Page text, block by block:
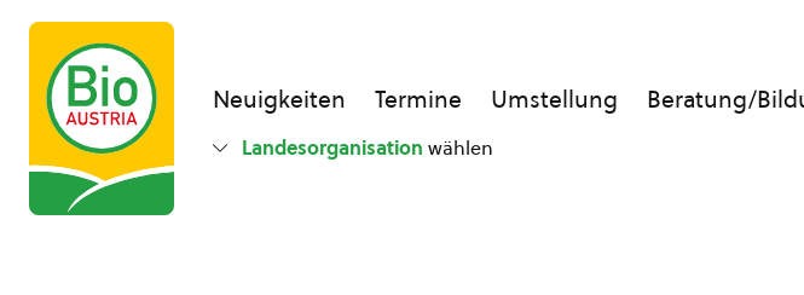
Neuigkeiten Termine Umstellung Beratung/
Landesorganisation wählen